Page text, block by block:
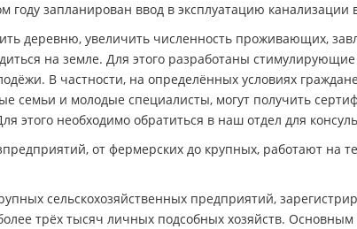
году запланирован ввод в эксплуатацию канализации
деревню, увеличить численность проживающих,
на земле. Для этого разработаны
В частности, на определённых условиях
семьи и молодые специалисты, могут получить
этого необходимо обратиться в наш отдел для
от фермерских до крупных, работают на
сельскохозяйственных предприятий,
трёх тысяч личных подсобных хозяйств.